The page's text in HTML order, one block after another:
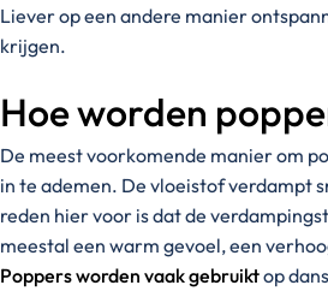
Liever op een andere manier
krijgen.
Hoe worden
De meest voorkomende manier om
in te ademen. De vloeistof verdampt
reden hier voor is dat de
meestal een warm gevoel, een
Poppers worden vaak gebruiktop